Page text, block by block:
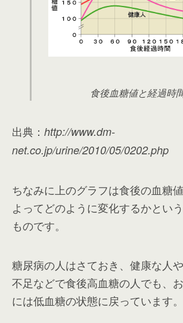
食後血糖値と経過時
出典： http://www.dm-
net.co.jp/urine/2010/05/0202.php
ちなみに上のグラフは食後の血糖
よってどのように変化するかとい
ものです。
糖尿病の人はさておき、健康な人
不足などで食後高血糖の人でも、
には低血糖の状態に戻っています。